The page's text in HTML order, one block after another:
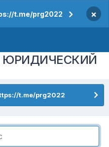
t.me/prg2022 ×
ЮРИДИЧЕСКИЙ
t.me/prg2022